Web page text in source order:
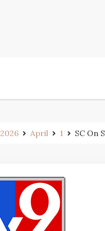
2026 April 1 SC On